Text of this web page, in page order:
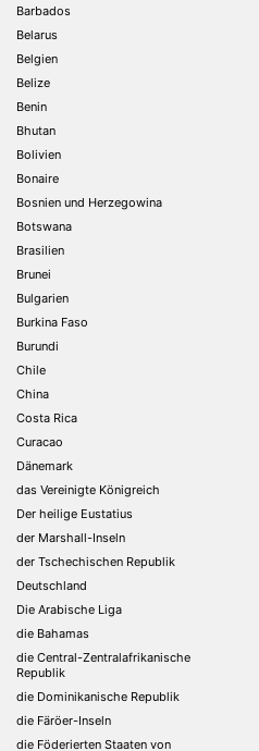
Barbados
Belarus
Belgien
Belize
Benin
Bhutan
Bolivien
Bonaire
Bosnien und Herzegowina
Botswana
Brasilien
Brunei
Bulgarien
Burkina Faso
Burundi
Chile
China
Costa Rica
Curacao
Dänemark
das Vereinigte Königreich
Der heilige Eustatius
der Marshall-Inseln
der Tschechischen Republik
Deutschland
Die Arabische Liga
die Bahamas
die Central-Zentralafrikanische
Republik
die Dominikanische Republik
die Färöer-Inseln
die Föderierten Staaten von